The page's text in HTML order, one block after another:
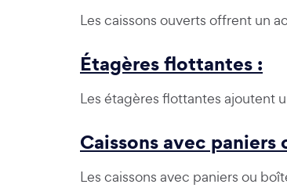
Les caissons ouverts offrent un
Étagères flottantes :
Les étagères flottantes ajoutent
Caissons avec paniers
Les caissons avec paniers ou